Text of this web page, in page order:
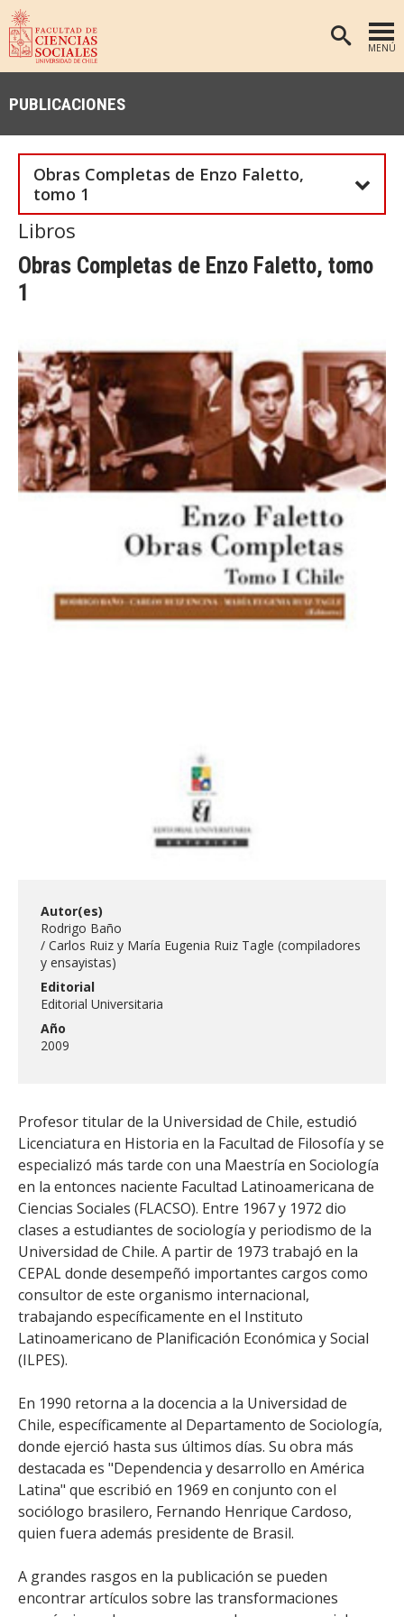
MENÚ
DEPARTAMENTOS
ANTROPOLOGÍA
EDUCACIÓN
PREGRADO
POSTGRADO
BIBLIOTECA
ADMISIÓN
ESTUDIANTES
ACADÉMICOS
FUNCIONARIOS
EGRESADOS
PUBLICACIONES
Obras Completas de Enzo Faletto,
tomo 1
Libros
Obras Completas de Enzo Faletto, tomo
1
Autor(es)
Rodrigo Baño
Carlos Ruiz y María Eugenia Ruiz Tagle (compiladores
y ensayistas)
Editorial
Editorial Universitaria
Año
2009
Profesor titular de la Universidad de Chile, estudió
Licenciatura en Historia en la Facultad de Filosofía y se
especializó más tarde con una Maestría en Sociología
en la entonces naciente Facultad Latinoamericana de
Ciencias Sociales (FLACSO). Entre 1967 y 1972 dio
clases a estudiantes de sociología y periodismo de la
Universidad de Chile. A partir de 1973 trabajó en la
CEPAL donde desempeñó importantes cargos como
consultor de este organismo internacional,
trabajando específicamente en el Instituto
Latinoamericano de Planificación Económica y Social
(ILPES).
En 1990 retorna a la docencia a la Universidad de
Chile, específicamente al Departamento de Sociología,
donde ejerció hasta sus últimos días. Su obra más
destacada es "Dependencia y desarrollo en América
Latina" que escribió en 1969 en conjunto con el
sociólogo brasilero, Fernando Henrique Cardoso,
quien fuera además presidente de Brasil.
A grandes rasgos en la publicación se pueden
encontrar artículos sobre las transformaciones